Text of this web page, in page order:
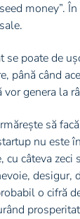
money”.
se poate de
până când
genera la
să
nu este
cu câteva zeci
desigur,
o cifră